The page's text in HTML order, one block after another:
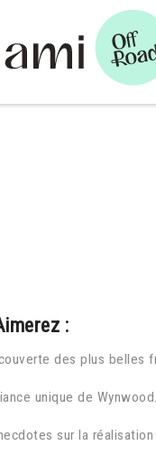
:
des plus belles
unique de Wynwood.
sur la